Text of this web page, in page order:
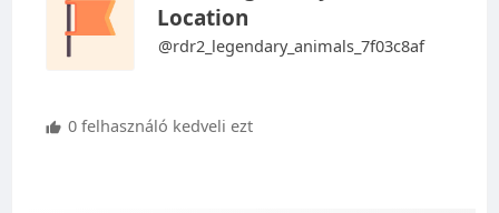
Location
@rdr2_legendary_animals_7f03c8af
0 felhasználó kedveli ezt